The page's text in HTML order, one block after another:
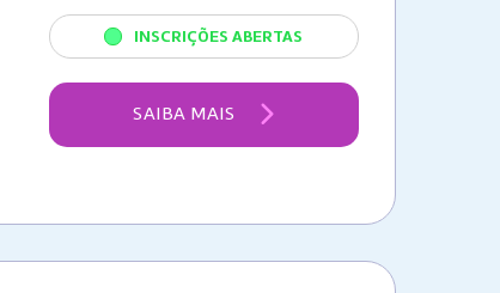
INSCRIÇÕES ABERTAS
SAIBA MAIS